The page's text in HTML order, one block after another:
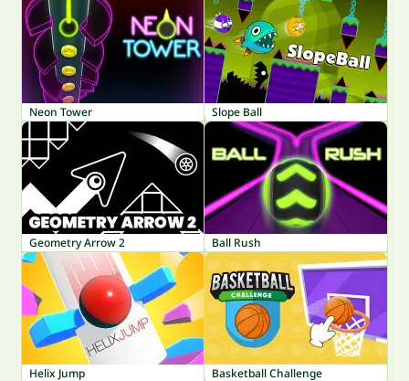
Neon Tower Slope Ball
Geometry Arrow 2 Ball Rush
Helix Jump Basketball Challenge